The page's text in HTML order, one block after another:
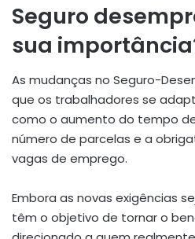
Seguro
sua
As mudanças no Seguro-
que os trabalhadores se
como o aumento do tempo
número de parcelas e a
vagas de emprego.
Embora as novas exigências
têm o objetivo de tornar o